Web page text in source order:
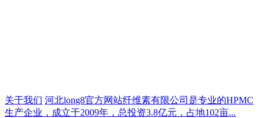
关于我们 河北long8官方网站纤维素有限公司是专业的HPMC
生产企业，成立于2009年，总投资3.8亿元，占地102亩...